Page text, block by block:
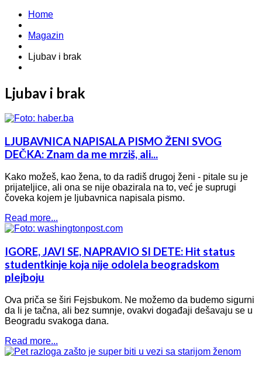
Home
Magazin
Ljubav i brak
Ljubav i brak
LJUBAVNICA NAPISALA PISMO ŽENI SVOG
DEČKA: Znam da me mrziš, ali...
Kako možeš, kao žena, to da radiš drugoj ženi - pitale su je
prijateljice, ali ona se nije obazirala na to, već je suprugi
čoveka kojem je ljubavnica napisala pismo.
Read more...
IGORE, JAVI SE, NAPRAVIO SI DETE: Hit status
studentkinje koja nije odolela beogradskom
plejboju
Ova priča se širi Fejsbukom. Ne možemo da budemo sigurni
da li je tačna, ali bez sumnje, ovakvi događaji dešavaju se u
Beogradu svakoga dana.
Read more...